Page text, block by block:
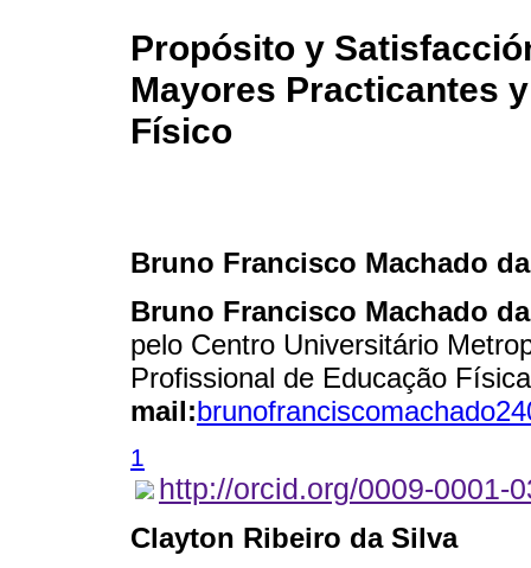
Propósito y
Mayores Practicantes
Físico
Bruno Francisco Machado
Bruno Francisco Machado
pelo Centro Universitário
Profissional de Educação
mail:
1
http://orcid.org/0009-0001-
Clayton Ribeiro da Silva